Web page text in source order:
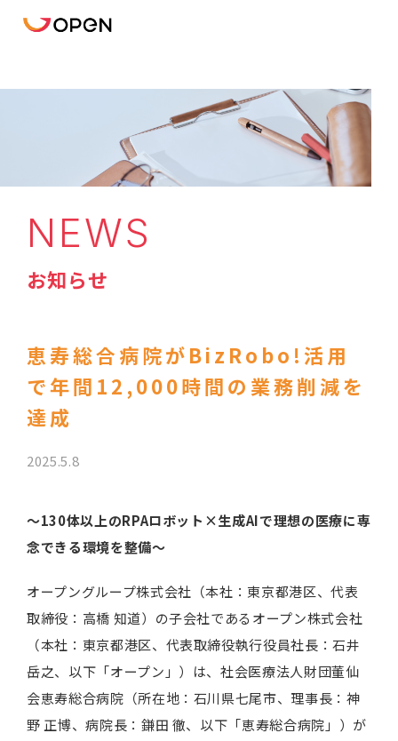
NEWS
お知らせ
恵寿総合病院がBizRobo!活用
で年間12,000時間の業務削減を
達成
2025.5.8
～130体以上のRPAロボット×生成AIで理想の医療に専
念できる環境を整備～
オープングループ株式会社（本社：東京都港区、代表
取締役：高橋 知道）の子会社であるオープン株式会社
（本社：東京都港区、代表取締役執行役員社長：石井
岳之、以下「オープン」）は、社会医療法人財団董仙
会恵寿総合病院（所在地：石川県七尾市、理事長：神
野 正博、病院長：鎌田 徹、以下「恵寿総合病院」）が